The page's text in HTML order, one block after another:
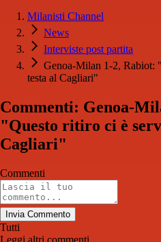
Milanisti Channel
News
Interviste post partita
Genoa-Milan 1-2, Rabiot:
testa al Cagliari"
Commenti: Genoa-
"Questo ritiro ci è
Cagliari"
Commenti
Invia Commento
Tutti
Leggi altri commenti